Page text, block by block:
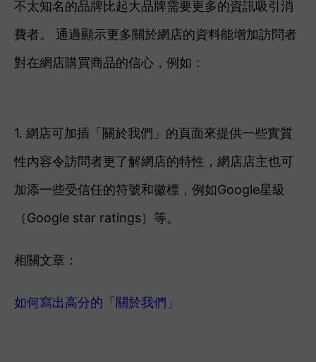
不太知名的品牌比起大品牌需要更多的資訊吸引消
費者。 通過顯示更多關於網店的資料能增加訪問者
對在網店購買商品的信心，例如：
1. 網店可加插「關於我們」的頁面來提供一些實質
性內容令訪問者更了解網店的特性，網店店主也可
加添一些受信任的符號和徽標，例如Google星級
（Google star ratings）等。
相關文章：
如何寫出高分的「關於我們」